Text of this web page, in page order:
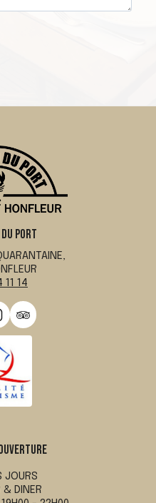
PORT
11 14
JOURS
& DINER